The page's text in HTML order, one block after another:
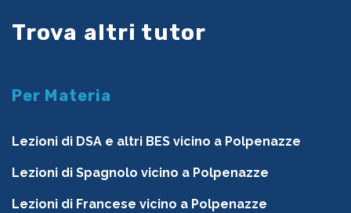
Trova altri tutor
Per Materia
Lezioni di DSA e altri BES vicino a Polpenazze
Lezioni di Spagnolo vicino a Polpenazze
Lezioni di Francese vicino a Polpenazze